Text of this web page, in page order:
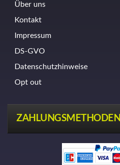
Über uns
Kontakt
Impressum
DS-GVO
Datenschutzhinweise
Opt out
ZAHLUNGSMETHODEN